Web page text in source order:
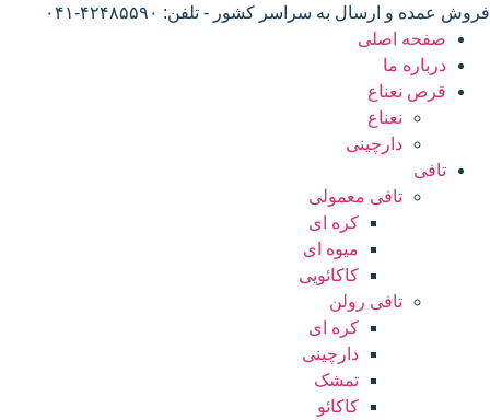
فروش عمده و ارسال به سراسر کشور - تلفن: ۴۲۴۸۵۵۹۰-۰۴۱
صفحه اصلی
درباره ما
قرص نعناع
نعناع
دارچینی
تافی
تافی معمولی
کره ای
میوه ای
کاکائویی
تافی رولن
کره ای
دارچینی
تمشک
کاکائو